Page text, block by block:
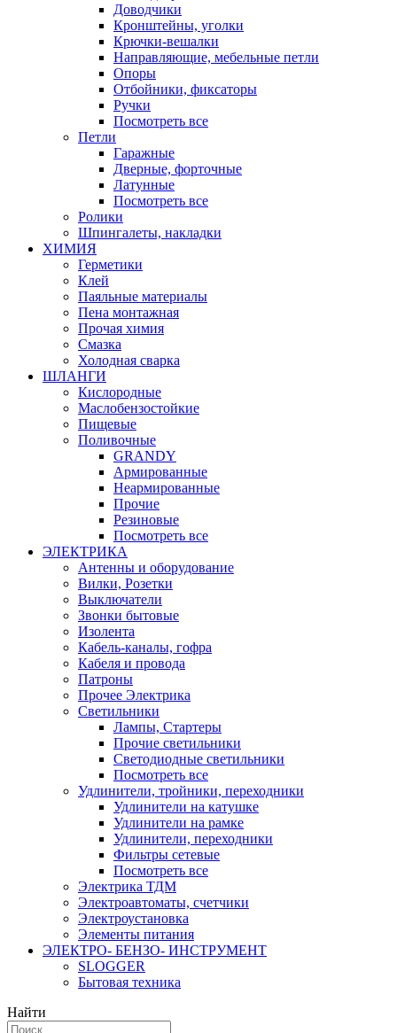
Доводчики
Кронштейны, уголки
Крючки-вешалки
Направляющие, мебельные петли
Опоры
Отбойники, фиксаторы
Ручки
Посмотреть все
Петли
Гаражные
Дверные, форточные
Латунные
Посмотреть все
Ролики
Шпингалеты, накладки
ХИМИЯ
Герметики
Клей
Паяльные материалы
Пена монтажная
Прочая химия
Смазка
Холодная сварка
ШЛАНГИ
Кислородные
Маслобензостойкие
Пищевые
Поливочные
GRANDY
Армированные
Неармированные
Прочие
Резиновые
Посмотреть все
ЭЛЕКТРИКА
Антенны и оборудование
Вилки, Розетки
Выключатели
Звонки бытовые
Изолента
Кабель-каналы, гофра
Кабеля и провода
Патроны
Прочее Электрика
Светильники
Лампы, Стартеры
Прочие светильники
Светодиодные светильники
Посмотреть все
Удлинители, тройники, переходники
Удлинители на катушке
Удлинители на рамке
Удлинители, переходники
Фильтры сетевые
Посмотреть все
Электрика ТДМ
Электроавтоматы, счетчики
Электроустановка
Элементы питания
ЭЛЕКТРО- БЕНЗО- ИНСТРУМЕНТ
SLOGGER
Бытовая техника
Найти